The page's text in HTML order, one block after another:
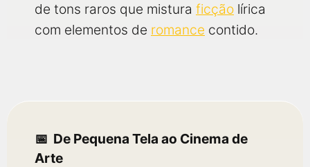
de tons raros que mistura ficção lírica
com elementos de romance contido.
De Pequena Tela ao Cinema de
Arte